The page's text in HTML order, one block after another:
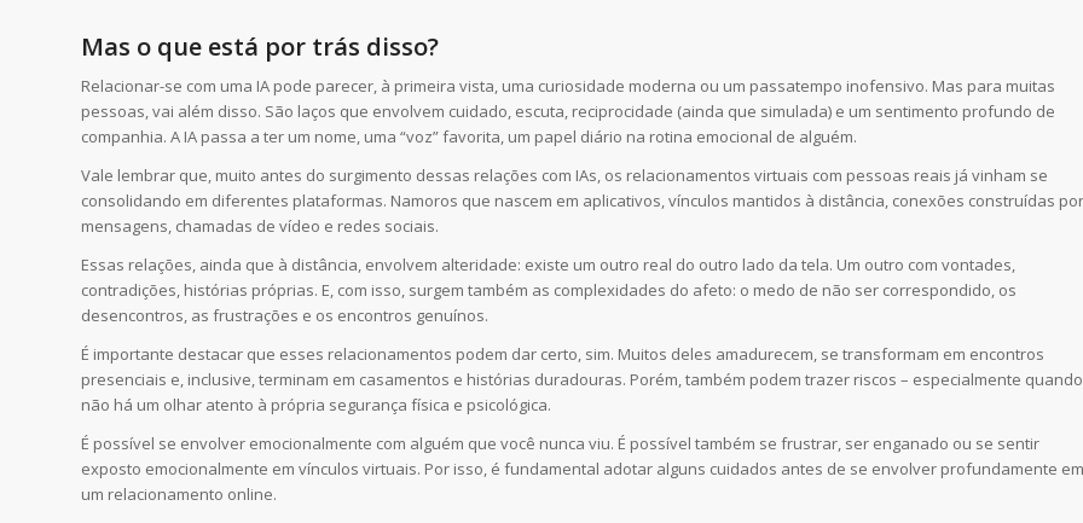
Mas o que está por trás disso?
Relacionar-se com uma IA pode parecer, à primeira vista, uma curiosidade moderna ou um passatempo inofensivo. Mas para muitas
pessoas, vai além disso. São laços que envolvem cuidado, escuta, reciprocidade (ainda que simulada) e um sentimento profundo de
companhia. A IA passa a ter um nome, uma “voz” favorita, um papel diário na rotina emocional de alguém.
Vale lembrar que, muito antes do surgimento dessas relações com IAs, os relacionamentos virtuais com pessoas reais já vinham se
consolidando em diferentes plataformas. Namoros que nascem em aplicativos, vínculos mantidos à distância, conexões construídas por
mensagens, chamadas de vídeo e redes sociais.
Essas relações, ainda que à distância, envolvem alteridade: existe um outro real do outro lado da tela. Um outro com vontades,
contradições, histórias próprias. E, com isso, surgem também as complexidades do afeto: o medo de não ser correspondido, os
desencontros, as frustrações e os encontros genuínos.
É importante destacar que esses relacionamentos podem dar certo, sim. Muitos deles amadurecem, se transformam em encontros
presenciais e, inclusive, terminam em casamentos e histórias duradouras. Porém, também podem trazer riscos – especialmente quando
não há um olhar atento à própria segurança física e psicológica.
É possível se envolver emocionalmente com alguém que você nunca viu. É possível também se frustrar, ser enganado ou se sentir
exposto emocionalmente em vínculos virtuais. Por isso, é fundamental adotar alguns cuidados antes de se envolver profundamente em
um relacionamento online.